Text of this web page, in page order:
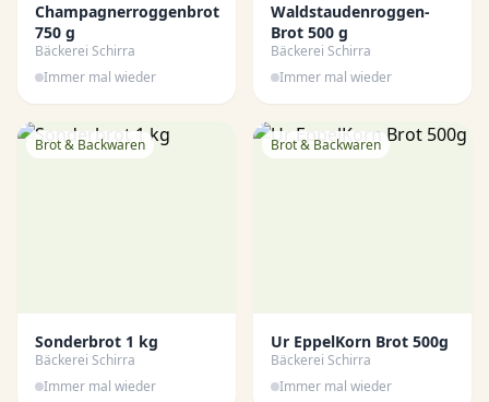
Champagnerroggenbrot
750 g
Bäckerei Schirra
Immer mal wieder
Waldstaudenroggen-
Brot 500 g
Bäckerei Schirra
Immer mal wieder
Brot & Backwaren
Sonderbrot 1 kg
Bäckerei Schirra
Immer mal wieder
Brot & Backwaren
Ur EppelKorn Brot 500g
Bäckerei Schirra
Immer mal wieder